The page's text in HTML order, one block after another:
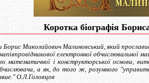
Коротка біографія
Миколайович Малиновський, який
електронної
математичної і конструкторської основи,
а як, до того ж, розумного
О.Л.Головцов